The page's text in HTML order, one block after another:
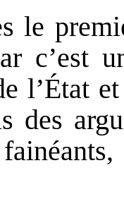
le
c’est
l’État
des